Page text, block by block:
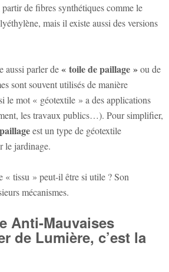
de fibres synthétiques comme le
mais il existe aussi des versions
aussi parler de« toile de paillage »ou de
sont souvent utilisés de manière
le mot « géotextile » a des applications
les travaux publics…). Pour simplifier,
est un type de géotextile
le jardinage.
« tissu » peut-il être si utile ? Son
mécanismes.
Anti-Mauvaises
de Lumière, c’est la